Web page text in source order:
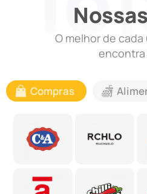
Nossas
O melhor de
encontra
Compras